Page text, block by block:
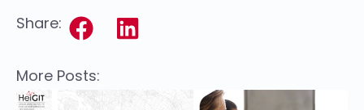
Share:
More Posts: